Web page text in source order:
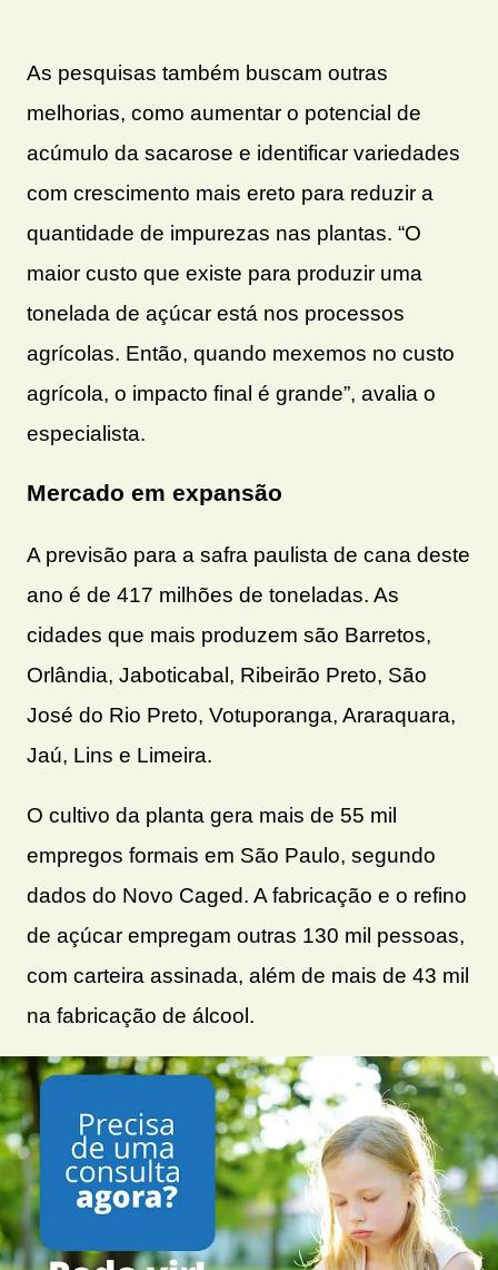
As pesquisas também buscam outras
melhorias, como aumentar o potencial de
acúmulo da sacarose e identificar variedades
com crescimento mais ereto para reduzir a
quantidade de impurezas nas plantas. “O
maior custo que existe para produzir uma
tonelada de açúcar está nos processos
agrícolas. Então, quando mexemos no custo
agrícola, o impacto final é grande”, avalia o
especialista.
Mercado em expansão
A previsão para a safra paulista de cana deste
ano é de 417 milhões de toneladas. As
cidades que mais produzem são Barretos,
Orlândia, Jaboticabal, Ribeirão Preto, São
José do Rio Preto, Votuporanga, Araraquara,
Jaú, Lins e Limeira.
O cultivo da planta gera mais de 55 mil
empregos formais em São Paulo, segundo
dados do Novo Caged. A fabricação e o refino
de açúcar empregam outras 130 mil pessoas,
com carteira assinada, além de mais de 43 mil
na fabricação de álcool.